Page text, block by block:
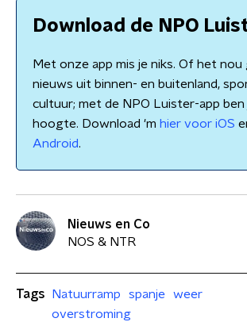
Download de NPO
Met onze app mis je niks. Of het nou
nieuws uit binnen- en buitenland,
cultuur; met de NPO Luister-app ben
hoogte. Download 'm hier voor iOS
Android.
Nieuws en Co
NOS & NTR
Tags Natuurramp spanje
weer
overstroming